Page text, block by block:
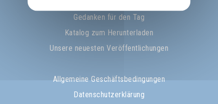
Gedanken für den Tag
Katalog zum Herunterladen
Unsere neuesten Veröffentlichungen
Allgemeine Geschäftsbedingungen
Datenschutzerklärung